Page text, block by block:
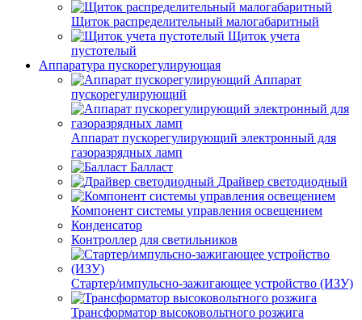
Щиток распределительный малогабаритный
Щиток учета
пустотелый
Аппаратура пускорегулирующая
Аппарат
пускорегулирующий
Аппарат пускорегулирующий электронный для
газоразрядных ламп
Балласт
Драйвер светодиодный
Компонент системы управления освещением
Конденсатор
Контроллер для светильников
Стартер/импульсно-зажигающее устройство (ИЗУ)
Трансформатор высоковольтного розжига